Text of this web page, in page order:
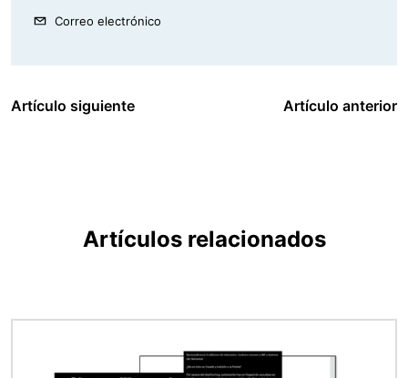
Correo electrónico
Artículo siguiente Artículo anterior
Artículos relacionados